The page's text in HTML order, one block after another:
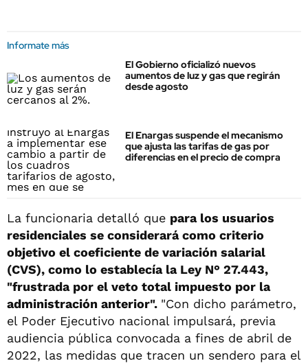
Informate más
El Gobierno oficializó nuevos
aumentos de luz y gas que regirán
desde agosto
El Enargas suspende el mecanismo
que ajusta las tarifas de gas por
diferencias en el precio de compra
La funcionaria detalló que para los usuarios
residenciales se considerará como criterio
objetivo el coeficiente de variación salarial
(CVS), como lo establecía la Ley N° 27.443,
"frustrada por el veto total impuesto por la
administración anterior". "Con dicho parámetro,
el Poder Ejecutivo nacional impulsará, previa
audiencia pública convocada a fines de abril de
2022, las medidas que tracen un sendero para el